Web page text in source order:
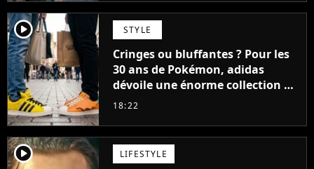
player2 STYLE
Cringes ou bluffantes ? Pour les
30 ans de Pokémon, adidas
dévoile une énorme collection de
sneakers et je ne sais pas quoi en
18:22
player2 LIFESTYLE